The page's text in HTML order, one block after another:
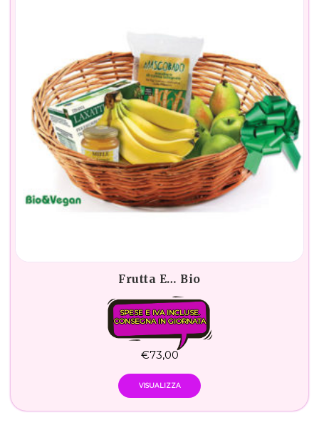
Frutta E… Bio
SPESE E IVA INCLUSE.
CONSEGNA IN GIORNATA
€73,00
VISUALIZZA